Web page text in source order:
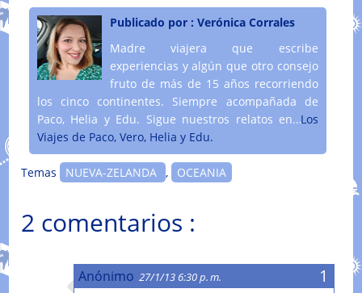
Publicado por : Verónica Corrales
Madre viajera que escribe
experiencias y algún que otro consejo
fruto de más de 15 años recorriendo
los cinco continentes. Siempre acompañada de
Paco, Helia y Edu. Sigue nuestros relatos en....
Los
Viajes de Paco, Vero, Helia y Edu.
Temas NUEVA-ZELANDA , OCEANIA
2 comentarios :
Anónimo 27/1/13 6:30 p. m.